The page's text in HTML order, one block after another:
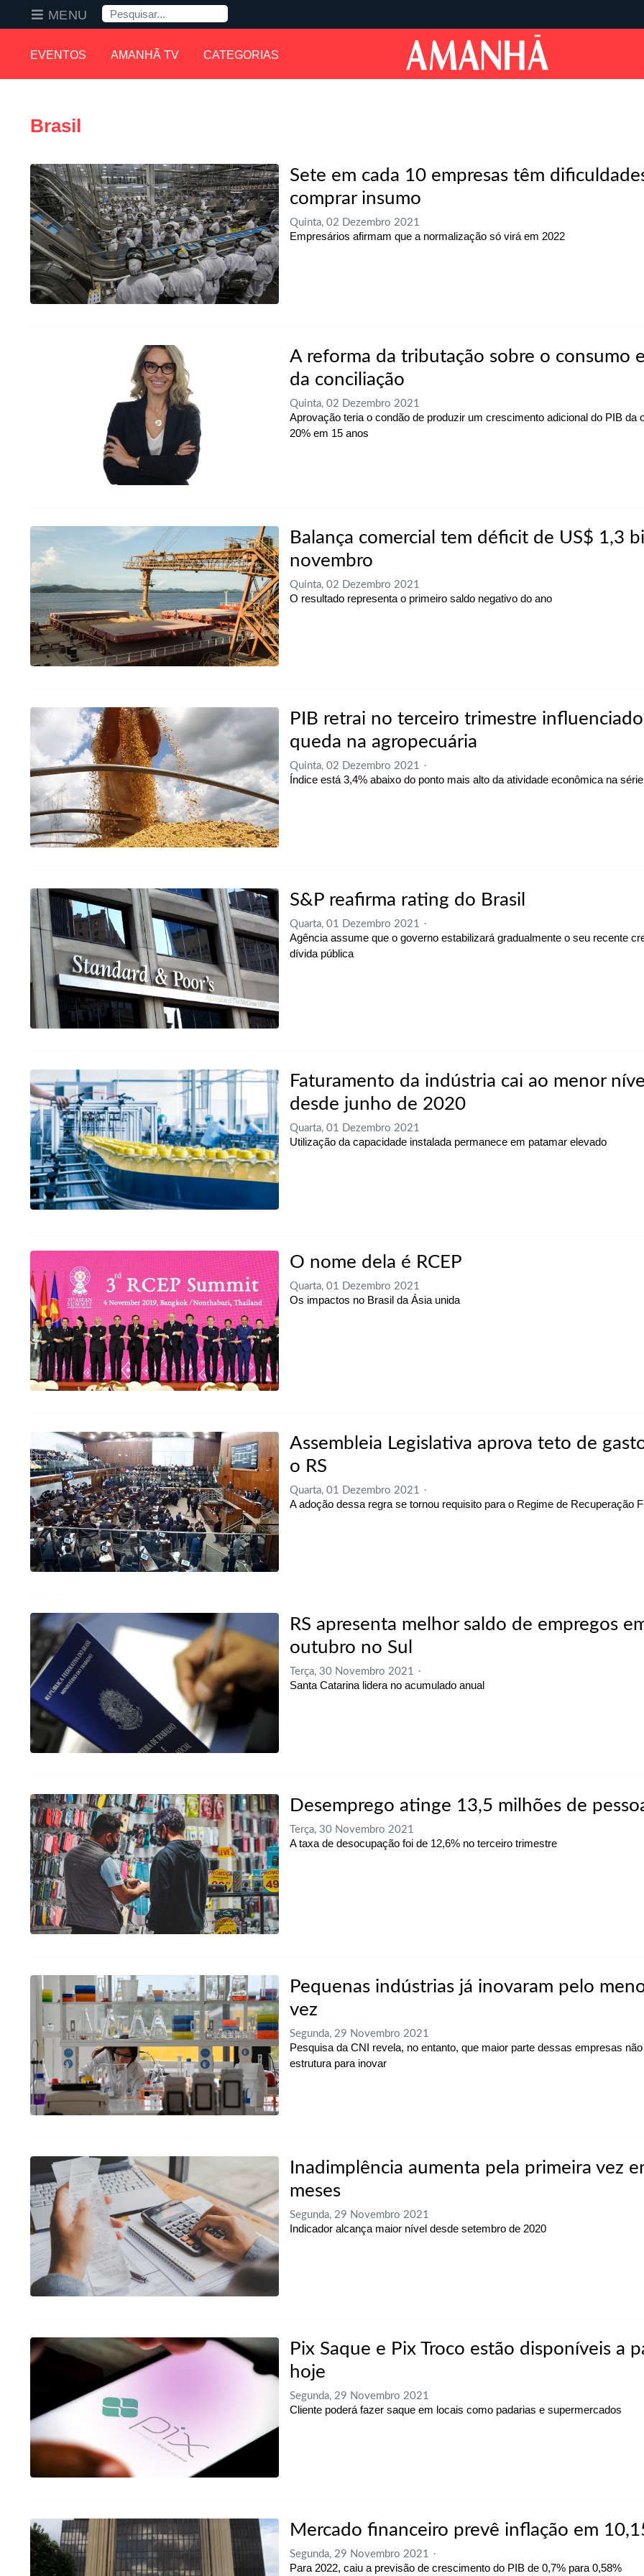
EVENTOS AMANHÃ TV CATEGORIAS
MENU Pesquisa
Brasil
Sete em cada 10 empresas têm
comprar insumo
Quinta, 02 Dezembro 2021
Empresários afirmam que a normalização só virá em 2022
A reforma da tributação sobre o consumo
da conciliação
Quinta, 02 Dezembro 2021
Aprovação teria o condão de produzir um crescimento adicional do PIB da
20% em 15 anos
Balança comercial tem déficit de US$ 1,3
novembro
Quinta, 02 Dezembro 2021
O resultado representa o primeiro saldo negativo do ano
PIB retrai no terceiro trimestre
queda na agropecuária
Quinta, 02 Dezembro 2021
Índice está 3,4% abaixo do ponto mais alto da atividade econômica na
S&P reafirma rating do Brasil
Quarta, 01 Dezembro 2021
Agência assume que o governo estabilizará gradualmente o seu recente
dívida pública
Faturamento da indústria cai ao menor
desde junho de 2020
Quarta, 01 Dezembro 2021
Utilização da capacidade instalada permanece em patamar elevado
O nome dela é RCEP
Quarta, 01 Dezembro 2021
Os impactos no Brasil da Ásia unida
Assembleia Legislativa aprova teto de
o RS
Quarta, 01 Dezembro 2021
A adoção dessa regra se tornou requisito para o Regime de Recuperação
RS apresenta melhor saldo de empregos
outubro no Sul
Terça, 30 Novembro 2021
Santa Catarina lidera no acumulado anual
Desemprego atinge 13,5 milhões de
Terça, 30 Novembro 2021
A taxa de desocupação foi de 12,6% no terceiro trimestre
Pequenas indústrias já inovaram pelo
vez
Segunda, 29 Novembro 2021
Pesquisa da CNI revela, no entanto, que maior parte dessas empresas
estrutura para inovar
Inadimplência aumenta pela primeira vez
meses
Segunda, 29 Novembro 2021
Indicador alcança maior nível desde setembro de 2020
Pix Saque e Pix Troco estão disponíveis a
hoje
Segunda, 29 Novembro 2021
Cliente poderá fazer saque em locais como padarias e supermercados
Mercado financeiro prevê inflação em
Segunda, 29 Novembro 2021
Para 2022, caiu a previsão de crescimento do PIB de 0,7% para 0,58%